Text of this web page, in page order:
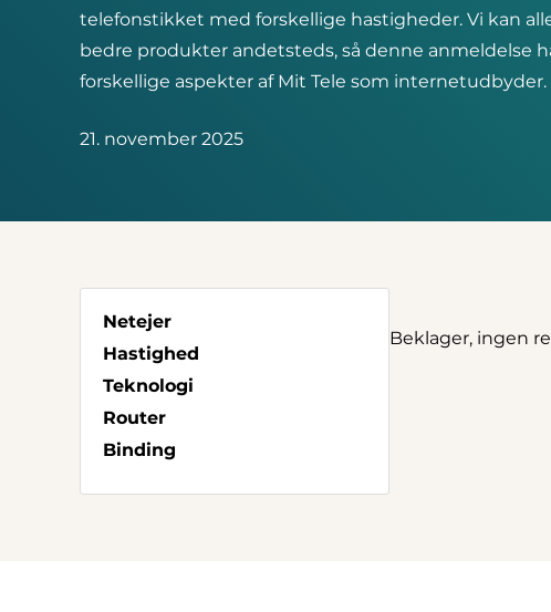
telefonstikket med forskellige hastigheder. Vi kan
bedre produkter andetsteds, så denne anmeldelse
forskellige aspekter af Mit Tele som internetudbyder.
21. november 2025
Netejer
Hastighed
Teknologi
Router
Binding
Beklager, ingen